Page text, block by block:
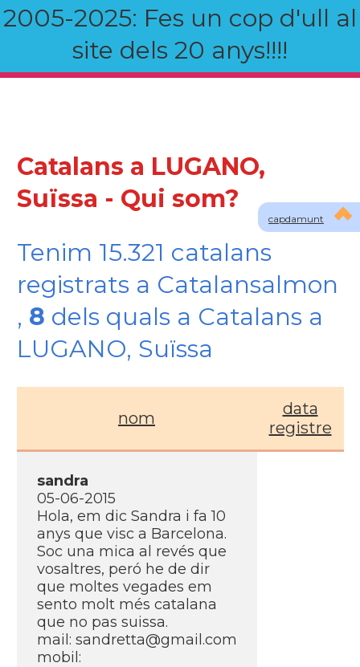
2005-2025: Fes un cop d'ull al
site dels 20 anys!!!!
capdamunt
Catalans a LUGANO,
Suïssa - Qui som?
Tenim 15.321 catalans
registrats a Catalansalmon
, 8 dels quals a Catalans a
LUGANO, Suïssa
nom
data
registre
sandra
05-06-2015
Hola, em dic Sandra i fa 10
anys que visc a Barcelona.
Soc una mica al revés que
vosaltres, peró he de dir
que moltes vegades em
sento molt més catalana
que no pas suissa.
mail: sandretta@gmail.com
mobil: